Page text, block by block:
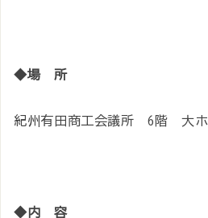
◆場 所
紀州有田商工会議所 6階 大ホ
◆内 容